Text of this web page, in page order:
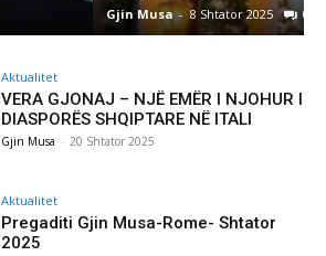
Aktualitet
VERA GJONAJ – NJË EMËR I NJOHUR I
DIASPORËS SHQIPTARE NË ITALI
Gjin Musa - 20 Shtator 2025
Aktualitet
Pregaditi Gjin Musa-Rome- Shtator
2025